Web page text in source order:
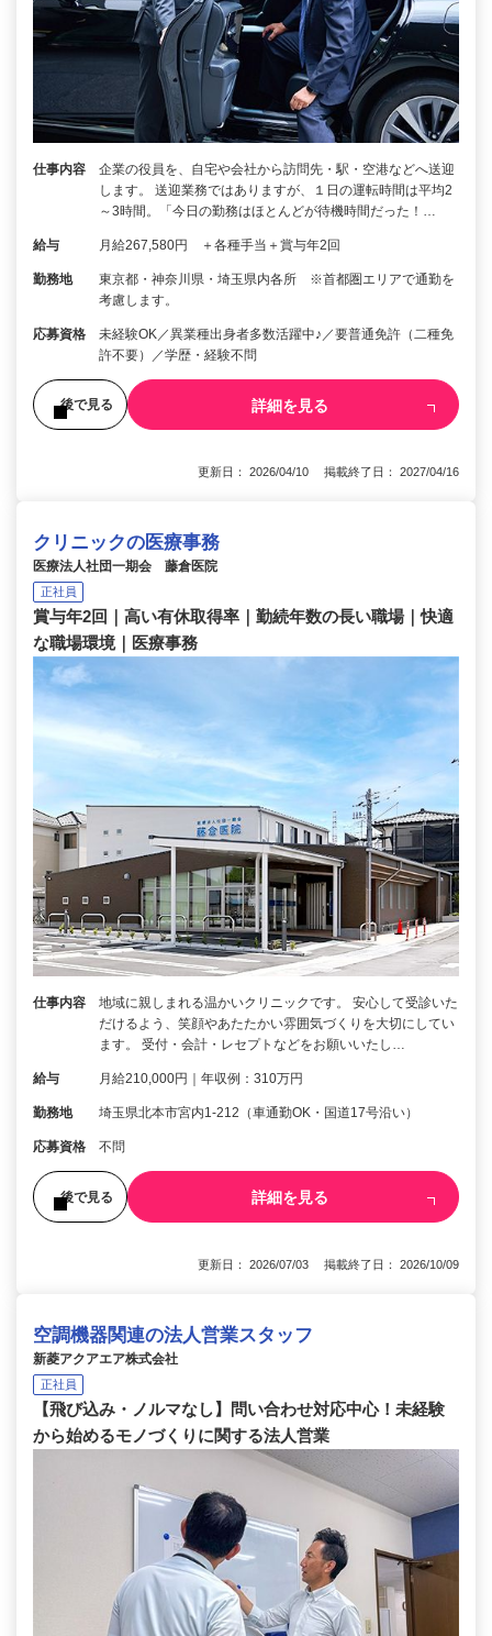
仕事内容
企業の役員を、自宅や会社から訪問先・駅・空港などへ送迎
します。 送迎業務ではありますが、１日の運転時間は平均2
～3時間。「今日の勤務はほとんどが待機時間だった！…
給与 月給267,580円 ＋各種手当＋賞与年2回
勤務地
東京都・神奈川県・埼玉県内各所 ※首都圏エリアで通勤を
考慮します。
応募資格
未経験OK／異業種出身者多数活躍中♪／要普通免許（二種免
許不要）／学歴・経験不問
後で見る 詳細を見る
更新日： 2026/04/10 掲載終了日： 2027/04/16
クリニックの医療事務
医療法人社団一期会 藤倉医院
正社員
賞与年2回｜高い有休取得率｜勤続年数の長い職場｜快適
な職場環境｜医療事務
仕事内容
地域に親しまれる温かいクリニックです。 安心して受診いた
だけるよう、笑顔やあたたかい雰囲気づくりを大切にしてい
ます。 受付・会計・レセプトなどをお願いいたし…
給与 月給210,000円｜年収例：310万円
勤務地 埼玉県北本市宮内1-212（車通勤OK・国道17号沿い）
応募資格 不問
後で見る 詳細を見る
更新日： 2026/07/03 掲載終了日： 2026/10/09
空調機器関連の法人営業スタッフ
新菱アクアエア株式会社
正社員
【飛び込み・ノルマなし】問い合わせ対応中心！未経験
から始めるモノづくりに関する法人営業